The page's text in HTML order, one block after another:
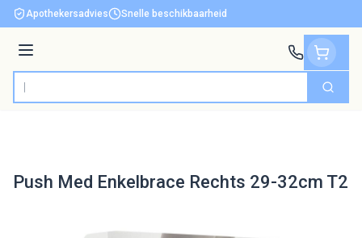
Ga naar de inhoud
Apothekersadvies Snelle beschikbaarheid
Menu
Product, merk, categorie... Zoek
Push Med Enkelbrace Rechts 29-32cm T2